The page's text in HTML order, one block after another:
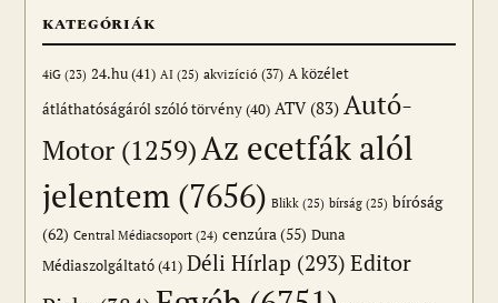
KATEGÓRIÁK
4iG (23) 24.hu(41) AI (25) akvizíció (37) A közélet
átláthatóságáról szóló törvény(40) ATV(83) Autó-
Motor (1259)Az ecetfák alól
jelentem (7656) Blikk (25) bírság (25) bíróság
(62) Central Médiacsoport (24) cenzúra (55) Duna
Médiaszolgáltató(41) Déli Hírlap (293) Editor